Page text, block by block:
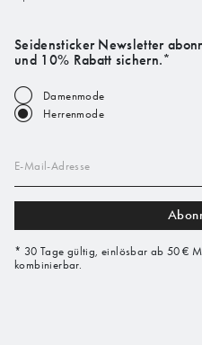
Seidensticker Newsletter
und 10% Rabatt sichern.*
Damenmode
Herrenmode
E-Mail-Adresse
* 30 Tage gültig, einlösbar ab 50 €
kombinierbar.